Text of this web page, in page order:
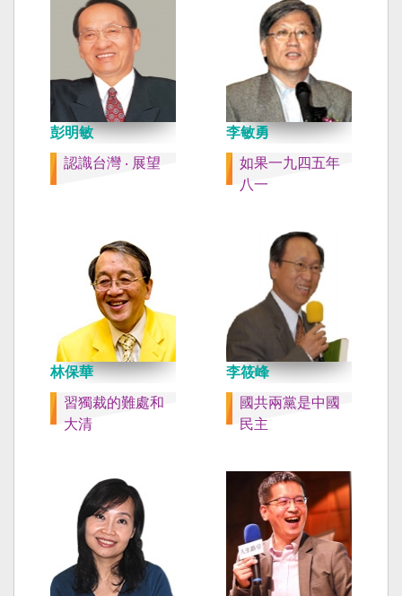
彭明敏
認識台灣 ‧ 展望
李敏勇
如果一九四五年
八一
林保華
習獨裁的難處和
大清
李筱峰
國共兩黨是中國
民主